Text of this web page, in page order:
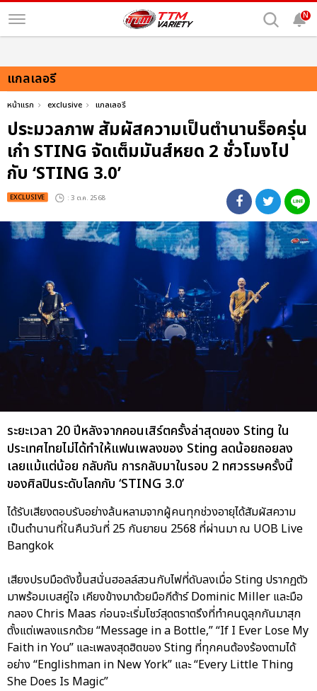
N
แกลเลอรี
หน้าแรก exclusive แกลเลอรี
ประมวลภาพ สัมผัสความเป็นตำนานร็อครุ่น
เก๋า STING จัดเต็มมันส์หยด 2 ชั่วโมงไป
กับ ‘STING 3.0’
EXCLUSIVE : 3 ต.ค. 2568
ระยะเวลา 20 ปีหลังจากคอนเสิร์ตครั้งล่าสุดของ Sting ใน
ประเทศไทยไม่ได้ทำให้แฟนเพลงของ Sting ลดน้อยถอยลง
เลยแม้แต่น้อย กลับกัน การกลับมาในรอบ 2 ทศวรรษครั้งนี้
ของศิลปินระดับโลกกับ ‘STING 3.0’
ได้รับเสียงตอบรับอย่างล้นหลามจากผู้คนทุกช่วงอายุได้สัมผัสความ
เป็นตำนานที่ในคืนวันที่ 25 กันยายน 2568 ที่ผ่านมา ณ UOB Live
Bangkok
เสียงปรบมือดังขึ้นสนั่นฮอลล์สวนกับไฟที่ดับลงเมื่อ Sting ปรากฏตัว
มาพร้อมเบสคู่ใจ เคียงข้างมาด้วยมือกีต้าร์ Dominic Miller และมือ
กลอง Chris Maas ก่อนจะเริ่มโชว์สุดตราตรึงที่ทำคนดูลุกกันมาสุก
ตั้งแต่เพลงแรกด้วย “Message in a Bottle,” “If I Ever Lose My
Faith in You” และเพลงสุดฮิตของ Sting ที่ทุกคนต้องร้องตามได้
อย่าง “Englishman in New York” และ “Every Little Thing
She Does Is Magic”